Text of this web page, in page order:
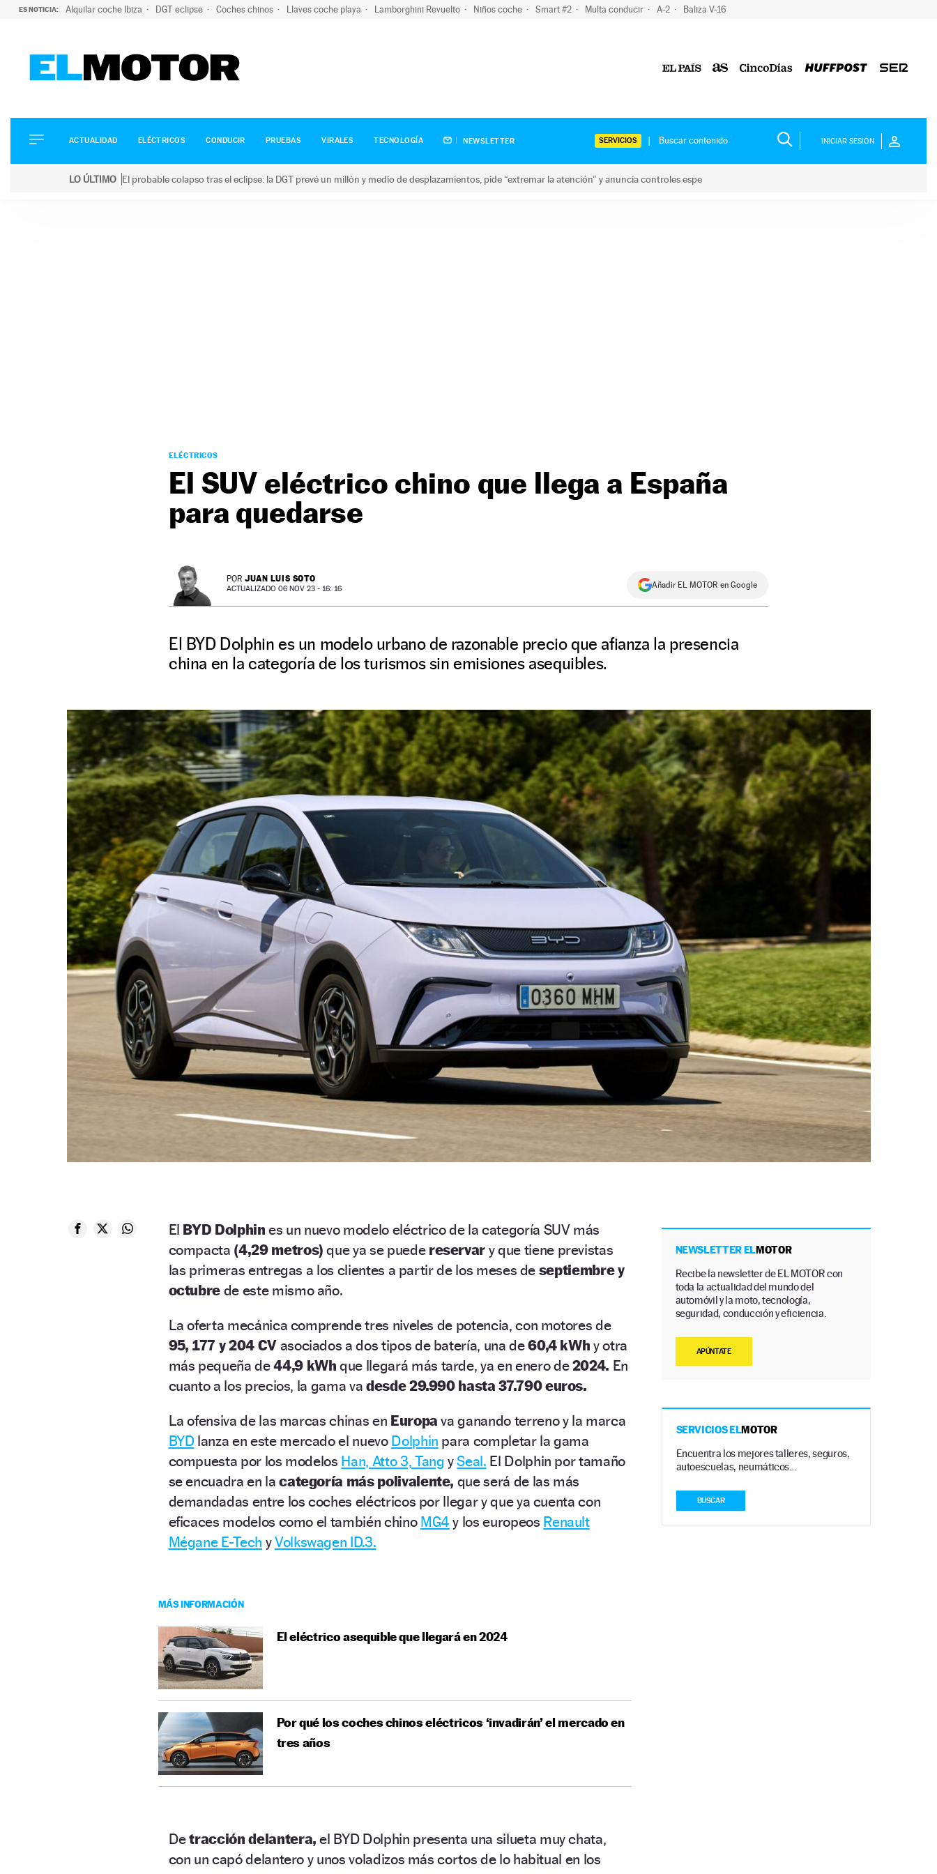
ES NOTICIA: Alquilar coche Ibiza DGT eclipse Coches chinos Llaves coche playa Lamborghini Revuelto Niños coche Smart #2 Multa conducir A-2 Baliza V-16
ELÉCTRICOS
CONDUCIR
ACTUALIDAD ELÉCTRICOS CONDUCIR PRUEBAS VIRALES TECNOLOGÍA NEWSLETTER SERVICIOS INICIAR SESIÓN
LO ÚLTIMO El probable colapso tras el eclipse: la DGT prevé un millón y medio de desplazamientos, pide “extremar la atención” y anuncia controles espe
ELÉCTRICOS
El SUV eléctrico chino que llega a España
para quedarse
POR JUAN LUIS SOTO
ACTUALIZADO 06 NOV 23 - 16: 16 Añadir EL MOTOR en Google
El BYD Dolphin es un modelo urbano de razonable precio que afianza la presencia
china en la categoría de los turismos sin emisiones asequibles.
El BYD Dolphin es un nuevo modelo eléctrico de la categoría SUV más
compacta (4,29 metros) que ya se puede reservar y que tiene previstas
las primeras entregas a los clientes a partir de los meses de septiembre y
octubre de este mismo año.
La oferta mecánica comprende tres niveles de potencia, con motores de
95, 177 y 204 CVasociados a dos tipos de batería, una de60,4 kWh y otra
más pequeña de44,9 kWh que llegará más tarde, ya en enero de2024. En
cuanto a los precios, la gama va desde 29.990 hasta 37.790 euros.
La ofensiva de las marcas chinas en Europa va ganando terreno y la marca
BYDlanza en este mercado el nuevo Dolphin para completar la gama
compuesta por los modelos Han, Atto 3, Tang ySeal. El Dolphin por tamaño
se encuadra en lacategoría más polivalente, que será de las más
demandadas entre los coches eléctricos por llegar y que ya cuenta con
eficaces modelos como el también chino MG4y los europeos Renault
Mégane E-Tech yVolkswagen ID.3.
MÁS INFORMACIÓN
El eléctrico asequible que llegará en 2024
Por qué los coches chinos eléctricos ‘invadirán’ el mercado en
tres años
Detracción delantera, el BYD Dolphin presenta una silueta muy chata,
con un capó delantero y unos voladizos más cortos de lo habitual en los
NEWSLETTER ELMOTOR
Recibe la newsletter de EL MOTOR con
toda la actualidad del mundo del
automóvil y la moto, tecnología,
seguridad, conducción y eficiencia.
APÚNTATE
SERVICIOS ELMOTOR
Encuentra los mejores talleres, seguros,
autoescuelas, neumáticos…
BUSCAR